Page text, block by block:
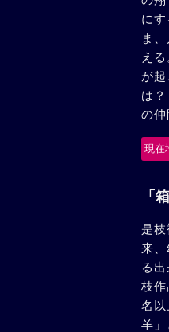
に
ま
え
が
は
の仲
現在
「
是枝
来、
る
枝作
名以
羊」